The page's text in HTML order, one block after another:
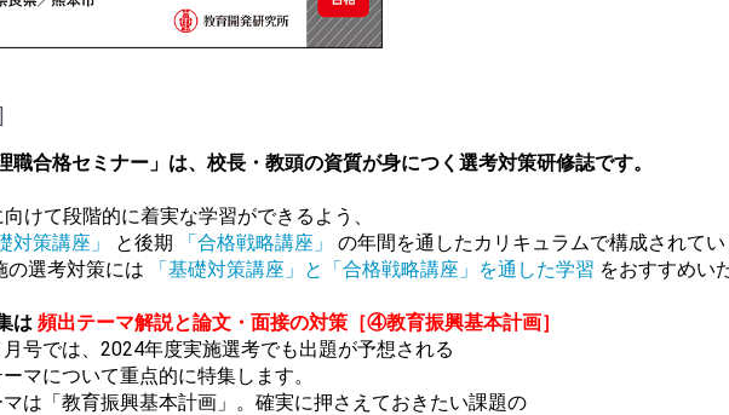
合格セミナー」は、校長・教頭の資質が身につく選考対策研修誌です。
けて段階的に着実な学習ができるよう、
対策講座」 と後期 「合格戦略講座」
の年間を通したカリキュラムで構成されてい
の選考対策には
「基礎対策講座」と「合格戦略講座」を通した学習 をおすすめい
は 頻出テーマ解説と論文・面接の対策［④教育振興基本計画］
号では、2024年度実施選考でも出題が予想される
マについて重点的に特集します。
は「教育振興基本計画」。確実に押さえておきたい課題の